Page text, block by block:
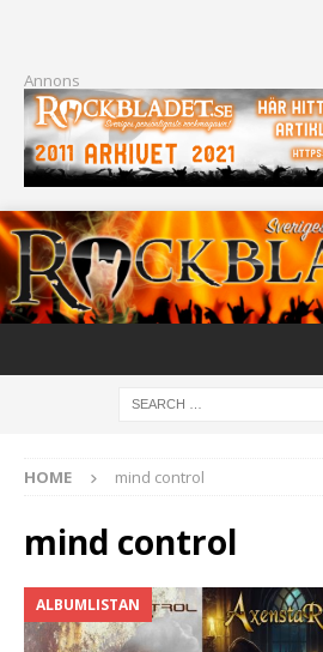
Annons
HOME mind control
mind control
ALBUMLISTAN